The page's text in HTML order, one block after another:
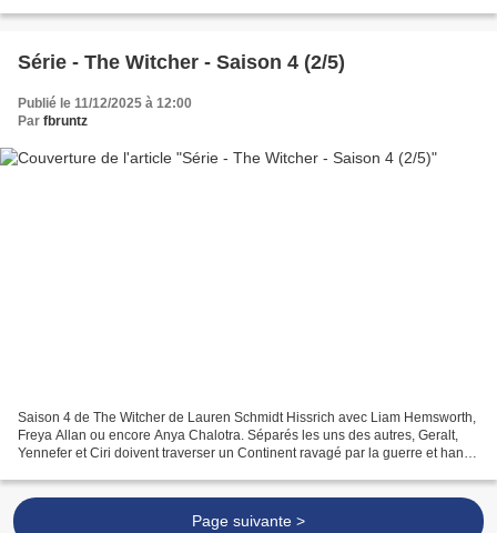
Série - The Witcher - Saison 4 (2/5)
Publié le 11/12/2025 à 12:00
Par fbruntz
Saison 4 de The Witcher de Lauren Schmidt Hissrich avec Liam Hemsworth,
Freya Allan ou encore Anya Chalotra. Séparés les uns des autres, Geralt,
Yennefer et Ciri doivent traverser un Continent ravagé par la guerre et hanté
Page suivante >